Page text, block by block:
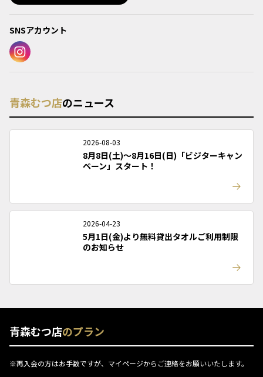
SNSアカウント
青森むつ店のニュース
2026-08-03
8月8日(土)～8月16日(日)「ビジターキャン
ペーン」スタート！
2026-04-23
5月1日(金)より無料貸出タオルご利用制限
のお知らせ
青森むつ店のプラン
※再入会の方はお手数ですが、マイページからご連絡をお願いいたします。